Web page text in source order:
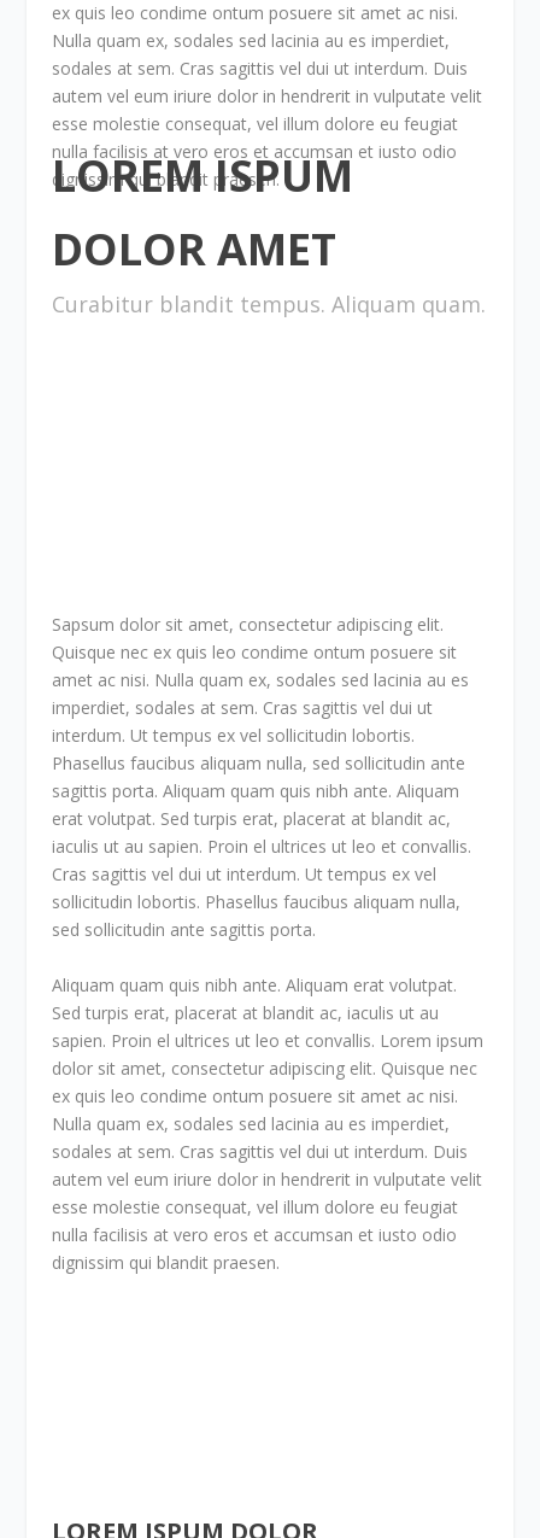
ex quis leo condime ontum posuere sit amet ac nisi.
Nulla quam ex, sodales sed lacinia au es imperdiet,
sodales at sem. Cras sagittis vel dui ut interdum. Duis
autem vel eum iriure dolor in hendrerit in vulputate velit
esse molestie consequat, vel illum dolore eu feugiat
nulla facilisis at vero eros et accumsan et iusto odio
dignissim qui blandit praesen.
LOREM ISPUM
DOLOR AMET
Curabitur blandit tempus. Aliquam quam.
Sapsum dolor sit amet, consectetur adipiscing elit.
Quisque nec ex quis leo condime ontum posuere sit
amet ac nisi. Nulla quam ex, sodales sed lacinia au es
imperdiet, sodales at sem. Cras sagittis vel dui ut
interdum. Ut tempus ex vel sollicitudin lobortis.
Phasellus faucibus aliquam nulla, sed sollicitudin ante
sagittis porta. Aliquam quam quis nibh ante. Aliquam
erat volutpat. Sed turpis erat, placerat at blandit ac,
iaculis ut au sapien. Proin el ultrices ut leo et convallis.
Cras sagittis vel dui ut interdum. Ut tempus ex vel
sollicitudin lobortis. Phasellus faucibus aliquam nulla,
sed sollicitudin ante sagittis porta.
Aliquam quam quis nibh ante. Aliquam erat volutpat.
Sed turpis erat, placerat at blandit ac, iaculis ut au
sapien. Proin el ultrices ut leo et convallis. Lorem ipsum
dolor sit amet, consectetur adipiscing elit. Quisque nec
ex quis leo condime ontum posuere sit amet ac nisi.
Nulla quam ex, sodales sed lacinia au es imperdiet,
sodales at sem. Cras sagittis vel dui ut interdum. Duis
autem vel eum iriure dolor in hendrerit in vulputate velit
esse molestie consequat, vel illum dolore eu feugiat
nulla facilisis at vero eros et accumsan et iusto odio
dignissim qui blandit praesen.
LOREM ISPUM DOLOR